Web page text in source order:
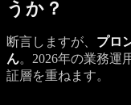
うか？
断言しますが、 プロ
ん。2026年の業務運
証層を重ねます。